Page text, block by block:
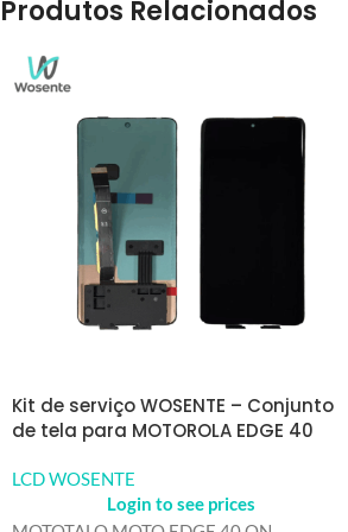
Produtos Relacionados
Kit de serviço WOSENTE – Conjunto
de tela para MOTOROLA EDGE 40
LCD WOSENTE
Login to see prices